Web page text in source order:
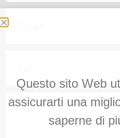
Questo sito Web
assicurarti una
saperne di